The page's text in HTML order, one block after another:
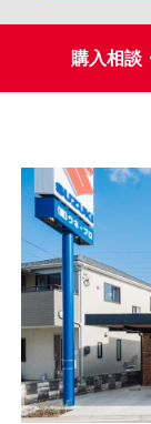
購入相談